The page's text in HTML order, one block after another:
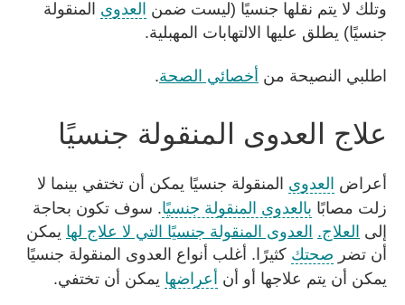
وتلك لا يتم نقلها جنسيًا (ليست ضمن العدوى المنقولة
جنسيًا) يطلق عليها الالتهابات المهبلية.
اطلبي النصيحة من أخصائي الصحة.
علاج العدوى المنقولة جنسيًا
أعراض العدوى المنقولة جنسيًا يمكن أن تختفي بينما لا
زلت مصابًا بالعدوى المنقولة جنسيًا. سوف تكون بحاجة
إلى العلاج. العدوى المنقولة جنسيًا التي لا علاج لها يمكن
أن تضر صحتك كثيرًا. أغلب أنواع العدوى المنقولة جنسيًا
يمكن أن يتم علاجها أو أن أعراضها يمكن أن تختفي.